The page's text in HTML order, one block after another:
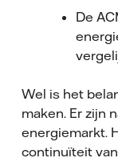
De
Wel is het
maken. Er zijn
energiemarkt.
continuïteit